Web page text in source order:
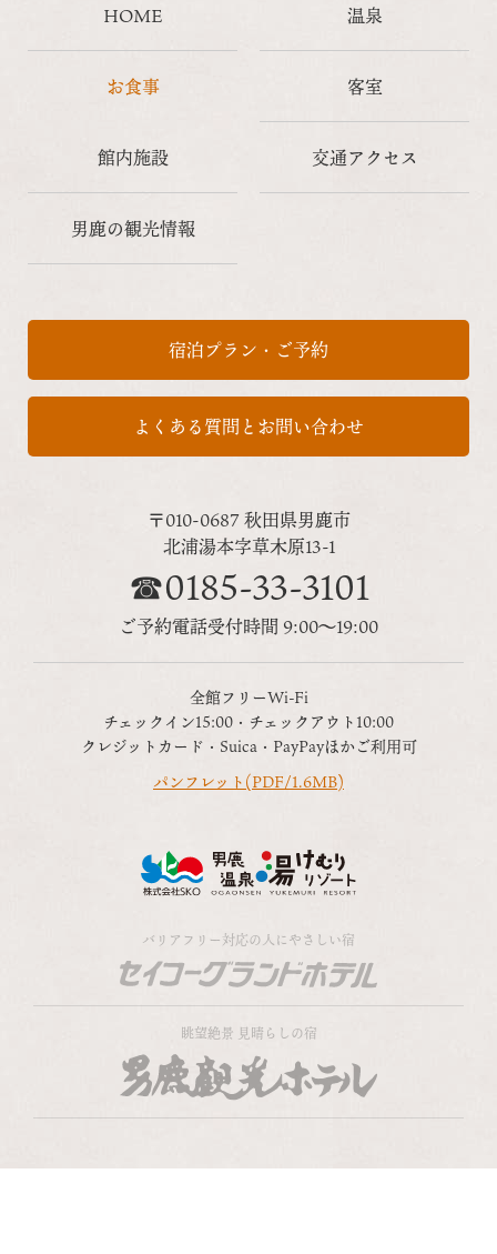
HOME 温泉
お食事 客室
館内施設 交通アクセス
男鹿の観光情報
宿泊プラン・ご予約
よくある質問とお問い合わせ
〒010-0687 秋田県男鹿市
北浦湯本字草木原13-1
☎0185-33-3101
ご予約電話受付時間 9:00～19:00
全館フリーWi-Fi
チェックイン15:00・チェックアウト10:00
クレジットカード・Suica・PayPayほかご利用可
パンフレット(PDF/1.6MB)
バリアフリー対応の人にやさしい宿
眺望絶景 見晴らしの宿